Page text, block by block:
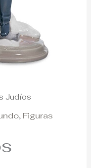
Judíos
, Figuras